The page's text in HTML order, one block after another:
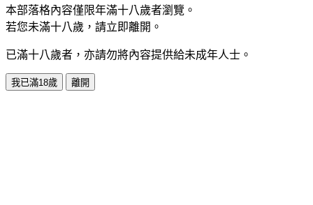
本部落格內容僅限年滿十八歲者瀏覽。
若您未滿十八歲，請立即離開。
已滿十八歲者，亦請勿將內容提供給未成年人士。
我已滿18歲 離開